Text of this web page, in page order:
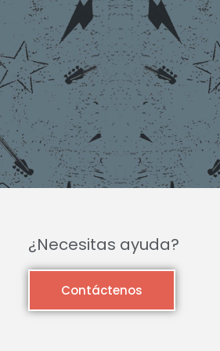
¿Necesitas ayuda?
Contáctenos